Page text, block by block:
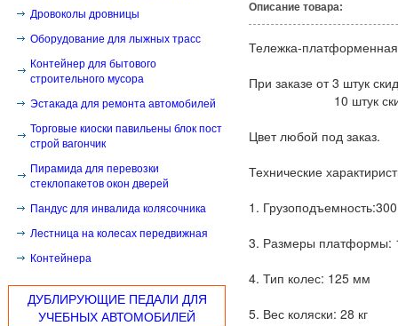
Дровоколы дровницы
Оборудование для лыжных трасс
Контейнер для бытового
строительного мусора
Эстакада для ремонта автомобилей
Торговые киоски павильены блок пост
строй вагончик
Пирамида для перевозки
стеклопакетов окон дверей
Пандус для инвалида колясочника
Лестница на колесах передвижная
Контейнера
ДУБЛИРУЮЩИЕ ПЕДАЛИ ДЛЯ
УЧЕБНЫХ АВТОМОБИЛЕЙ
Описание товара:
Тележка-
При заказе от 3 штук
10 штук
Цвет любой под заказ.
Технические
1. Грузоподъемность:300
3. Размеры платформы:
4. Тип колес: 125 мм
5. Вес коляски: 28 кг